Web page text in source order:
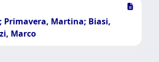
Primavera, Martina; Biasi,
Marco